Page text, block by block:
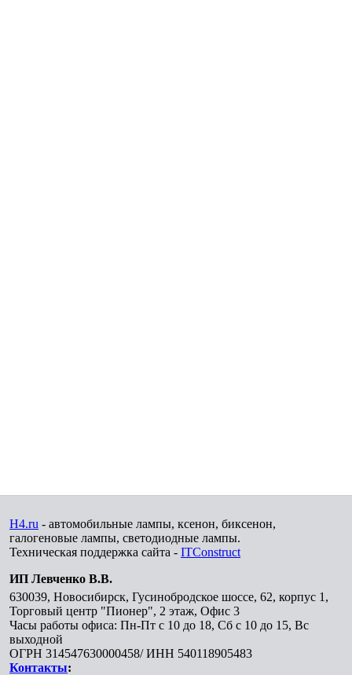
H4.ru - автомобильные лампы, ксенон, биксенон,
галогеновые лампы, светодиодные лампы.
Техническая поддержка сайта - ITConstruct
ИП Левченко В.В.
630039, Новосибирск, Гусинобродское шоссе, 62, корпус 1,
Торговый центр "Пионер", 2 этаж, Офис 3
Часы работы офиса: Пн-Пт с 10 до 18, Сб с 10 до 15, Вс
выходной
ОГРН 314547630000458/ ИНН 540118905483
Контакты: